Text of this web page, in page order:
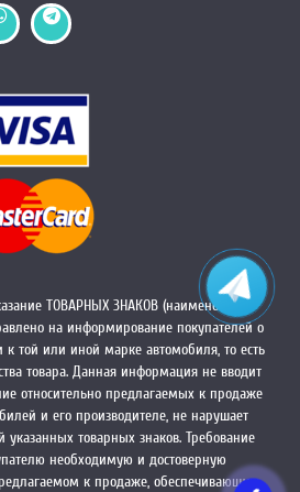
ТОВАРНЫХ ЗНАКОВ (наименований
на информирование покупателей о
той или иной марке автомобиля, то есть
товара. Данная информация не вводит
относительно предлагаемых к продаже
и его производителе, не нарушает
указанных товарных знаков. Требование
необходимую и достоверную
к продаже, обеспечивающую